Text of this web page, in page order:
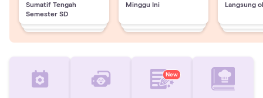
Sumatif Tengah
Semester SD
Minggu Ini
Langsung
New